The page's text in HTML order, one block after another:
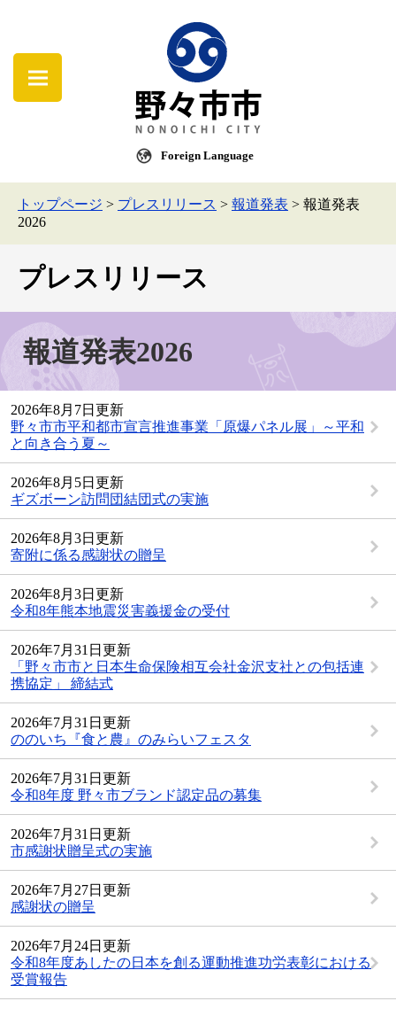
Foreign Language
トップページ > プレスリリース > 報道発表 > 報道発表
2026
プレスリリース
報道発表2026
2026年8月7日更新
野々市市平和都市宣言推進事業「原爆パネル展」～平和
と向き合う夏～
2026年8月5日更新
ギズボーン訪問団結団式の実施
2026年8月3日更新
寄附に係る感謝状の贈呈
2026年8月3日更新
令和8年熊本地震災害義援金の受付
2026年7月31日更新
「野々市市と日本生命保険相互会社金沢支社との包括連
携協定」 締結式
2026年7月31日更新
ののいち『食と農』のみらいフェスタ
2026年7月31日更新
令和8年度 野々市ブランド認定品の募集
2026年7月31日更新
市感謝状贈呈式の実施
2026年7月27日更新
感謝状の贈呈
2026年7月24日更新
令和8年度あしたの日本を創る運動推進功労表彰における
受賞報告